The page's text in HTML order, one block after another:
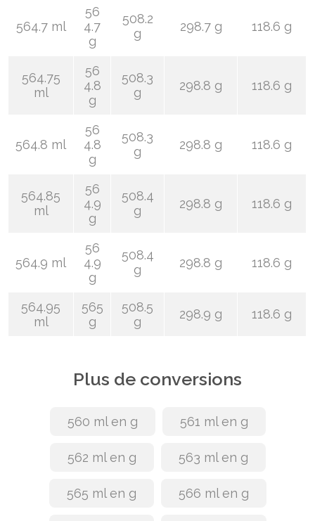
564.7 ml
56
4.7
g
508.2
g
298.7 g 118.6 g
564.75
ml
56
4.8
g
508.3
g
298.8 g 118.6 g
564.8 ml
56
4.8
g
508.3
g
298.8 g 118.6 g
564.85
ml
56
4.9
g
508.4
g
298.8 g 118.6 g
564.9 ml
56
4.9
g
508.4
g
298.8 g 118.6 g
564.95
ml
565
g
508.5
g
298.9 g 118.6 g
Plus de conversions
560 ml en g 561 ml en g
562 ml en g 563 ml en g
565 ml en g 566 ml en g